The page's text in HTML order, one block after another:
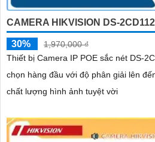
CAMERA HIKVISION DS-
30%
1,970,000 ₫
Thiết bị Camera IP POE sắc nét DS-
chọn hàng đầu với độ phân giải lên
chất lượng hình ảnh tuyệt vời